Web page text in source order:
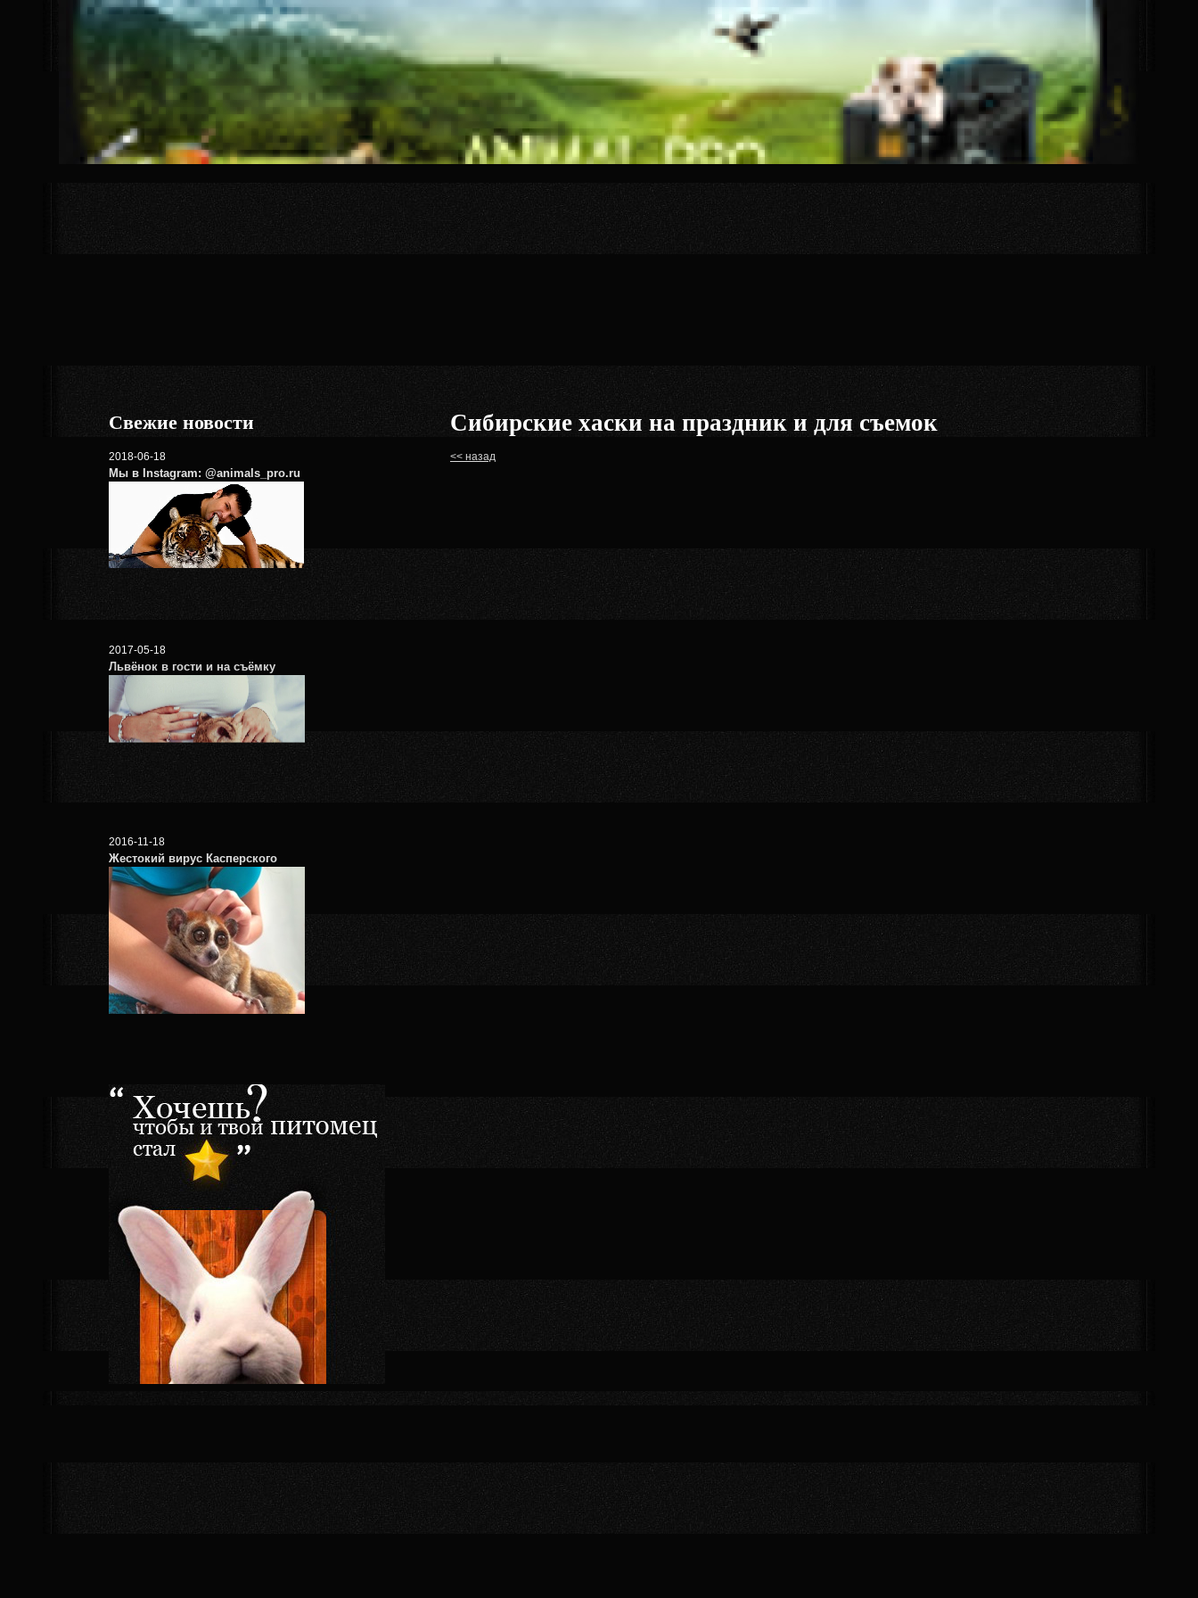
Свежие новости
2018-06-18
Мы в Instagram: @animals_pro.ru
2017-05-18
Львёнок в гости и на съёмку
2016-11-18
Жестокий вирус Касперского
Сибирские хаски на праздник и для съемок
<< назад